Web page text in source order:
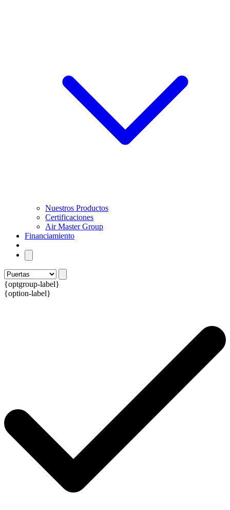
Nuestros Productos
Certificaciones
Air Master Group
Financiamiento
{optgroup-label}
{option-label}